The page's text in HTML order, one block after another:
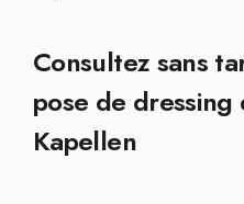
Consultez sans
pose de
Kapellen